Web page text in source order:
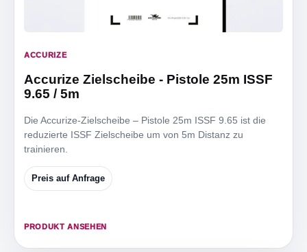
ACCURIZE
Accurize Zielscheibe - Pistole 25m ISSF
9.65 / 5m
Die Accurize-Zielscheibe – Pistole 25m ISSF 9.65 ist die
reduzierte ISSF Zielscheibe um von 5m Distanz zu
trainieren.
Preis auf Anfrage
PRODUKT ANSEHEN